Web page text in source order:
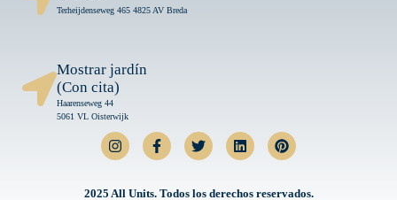
Terheijdenseweg 465 4825 AV Breda
Mostrar jardín
(Con cita)
Haarenseweg 44
5061 VL Oisterwijk
2025 All Units. Todos los derechos reservados.